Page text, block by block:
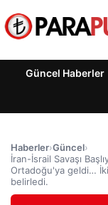
Güncel Haberler
Haberler›Güncel›
İran-İsrail Savaşı
Ortadoğu'ya geldi…
belirledi.